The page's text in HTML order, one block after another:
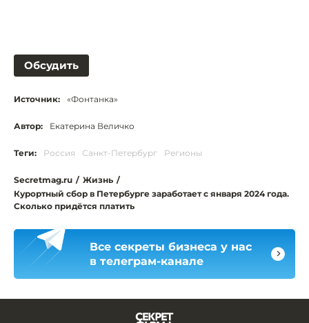
Обсудить
Источник: «Фонтанка»
Автор: Екатерина Величко
Теги: Россия Санкт-Петербург Регионы
Secretmag.ru / Жизнь /
Курортный сбор в Петербурге заработает с января 2024 года.
Сколько придётся платить
Все секреты бизнеса у нас
в телеграм-канале